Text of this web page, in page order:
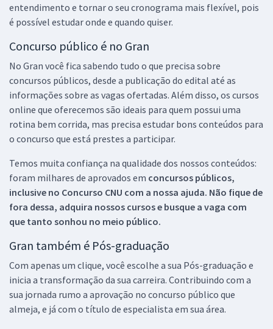
entendimento e tornar o seu cronograma mais flexível, pois
é possível estudar onde e quando quiser.
Concurso público é no Gran
No Gran você fica sabendo tudo o que precisa sobre
concursos públicos, desde a publicação do edital até as
informações sobre as vagas ofertadas. Além disso, os cursos
online que oferecemos são ideais para quem possui uma
rotina bem corrida, mas precisa estudar bons conteúdos para
o concurso que está prestes a participar.
Temos muita confiança na qualidade dos nossos conteúdos:
foram milhares de aprovados em concursos públicos,
inclusive no Concurso CNU com a nossa ajuda. Não fique de
fora dessa, adquira nossos cursos e busque a vaga com
que tanto sonhou no meio público.
Gran também é Pós-graduação
Com apenas um clique, você escolhe a sua Pós-graduação e
inicia a transformação da sua carreira. Contribuindo com a
sua jornada rumo a aprovação no concurso público que
almeja, e já com o título de especialista em sua área.